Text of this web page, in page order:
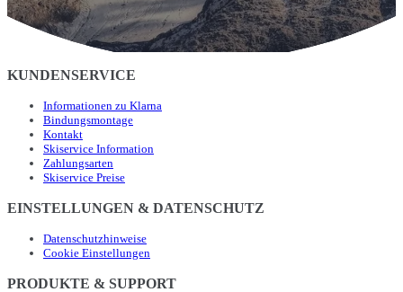
KUNDENSERVICE
Informationen zu Klarna
Bindungsmontage
Kontakt
Skiservice Information
Zahlungsarten
Skiservice Preise
EINSTELLUNGEN & DATENSCHUTZ
Datenschutzhinweise
Cookie Einstellungen
PRODUKTE & SUPPORT